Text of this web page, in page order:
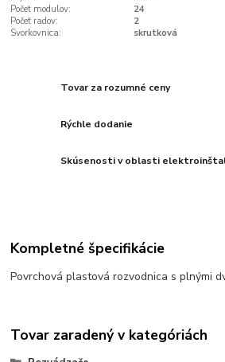
Počet modulov:
24
Počet radov:
2
Svorkovnica:
skrutková
Tovar za rozumné ceny
Rýchle dodanie
Skúsenosti v oblasti
Kompletné špecifikácie
Povrchová plastová rozvodnica s plnými
Tovar zaradený v kategóriách